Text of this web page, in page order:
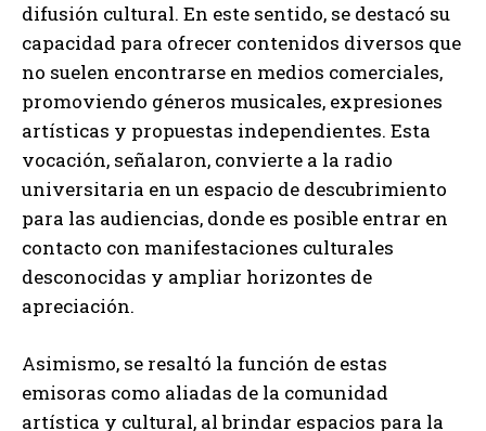
difusión cultural. En este sentido, se destacó su
capacidad para ofrecer contenidos diversos que
no suelen encontrarse en medios comerciales,
promoviendo géneros musicales, expresiones
artísticas y propuestas independientes. Esta
vocación, señalaron, convierte a la radio
universitaria en un espacio de descubrimiento
para las audiencias, donde es posible entrar en
contacto con manifestaciones culturales
desconocidas y ampliar horizontes de
apreciación.
Asimismo, se resaltó la función de estas
emisoras como aliadas de la comunidad
artística y cultural, al brindar espacios para la